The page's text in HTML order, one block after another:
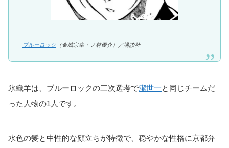
ブルーロック （金城宗幸・ノ村優介）／講談社
氷織羊は、ブルーロックの三次選考で潔世一と同じチームだ
った人物の1人です。
水色の髪と中性的な顔立ちが特徴で、穏やかな性格に京都弁